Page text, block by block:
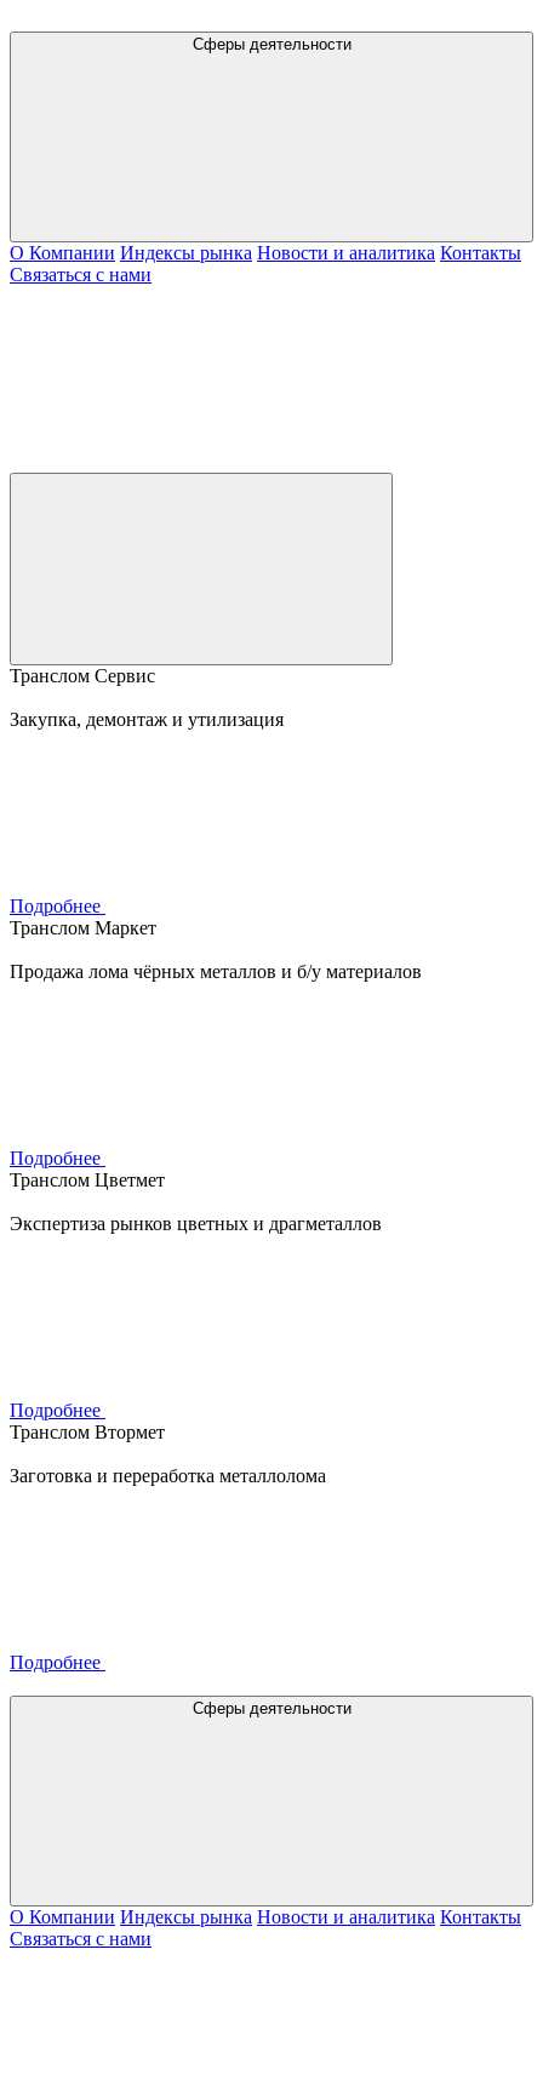
Сферы деятельности
О Компании Индексы рынка Новости и аналитика Контакты
Связаться с нами
Транслом Сервис
Закупка, демонтаж и утилизация
Подробнее
Транслом Маркет
Продажа лома чёрных металлов и б/у материалов
Подробнее
Транслом Цветмет
Экспертиза рынков цветных и драгметаллов
Подробнее
Транслом Втормет
Заготовка и переработка металлолома
Подробнее
Сферы деятельности
О Компании Индексы рынка Новости и аналитика Контакты
Связаться с нами